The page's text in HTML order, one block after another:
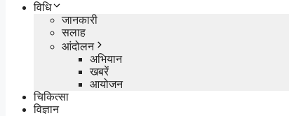
विधि
जानकारी
सलाह
आंदोलन
अभियान
खबरें
आयोजन
चिकित्सा
विज्ञान